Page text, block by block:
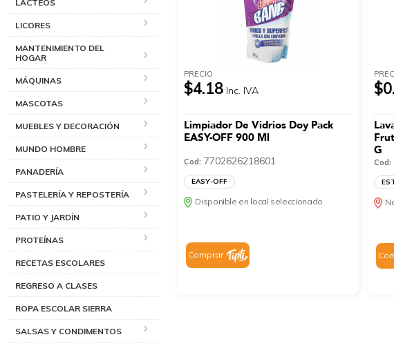
LÁCTEOS
LICORES
MANTENIMIENTO DEL
HOGAR
MÁQUINAS
MASCOTAS
MUEBLES Y DECORACIÓN
MUNDO HOMBRE
PANADERÍA
PASTELERÍA Y REPOSTERÍA
PATIO Y JARDÍN
PROTEÍNAS
RECETAS ESCOLARES
REGRESO A CLASES
ROPA ESCOLAR SIERRA
SALSAS Y CONDIMENTOS
PRECIO
$4.18 Inc. IVA
Limpiador De Vidrios Doy Pack
EASY-OFF 900 Ml
Cod: 7702626218601
EASY-OFF
Disponible en local seleccionado
Comprar
G
Cod: